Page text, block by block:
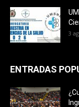
3
ENTRADAS